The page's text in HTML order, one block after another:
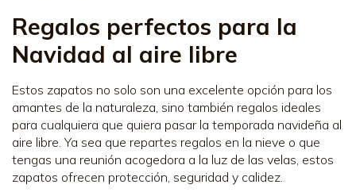
Regalos perfectos para la
Navidad al aire libre
Estos zapatos no solo son una excelente opción para los
amantes de la naturaleza, sino también regalos ideales
para cualquiera que quiera pasar la temporada navideña al
aire libre. Ya sea que repartes regalos en la nieve o que
tengas una reunión acogedora a la luz de las velas, estos
zapatos ofrecen protección, seguridad y calidez.